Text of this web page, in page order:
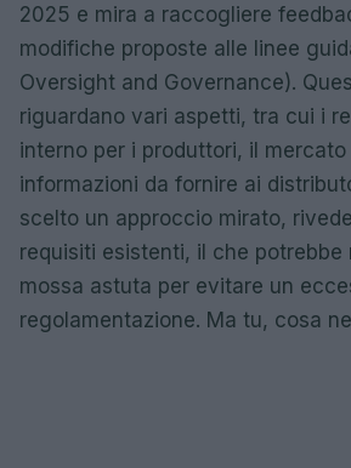
2025 e mira a raccogliere
modifiche proposte alle linee
Oversight and Governance).
riguardano vari aspetti, tra cui i
interno per i produttori, il
informazioni da fornire ai
scelto un approccio mirato,
requisiti esistenti, il che potrebbe
mossa astuta per evitare un
regolamentazione. Ma tu, cosa